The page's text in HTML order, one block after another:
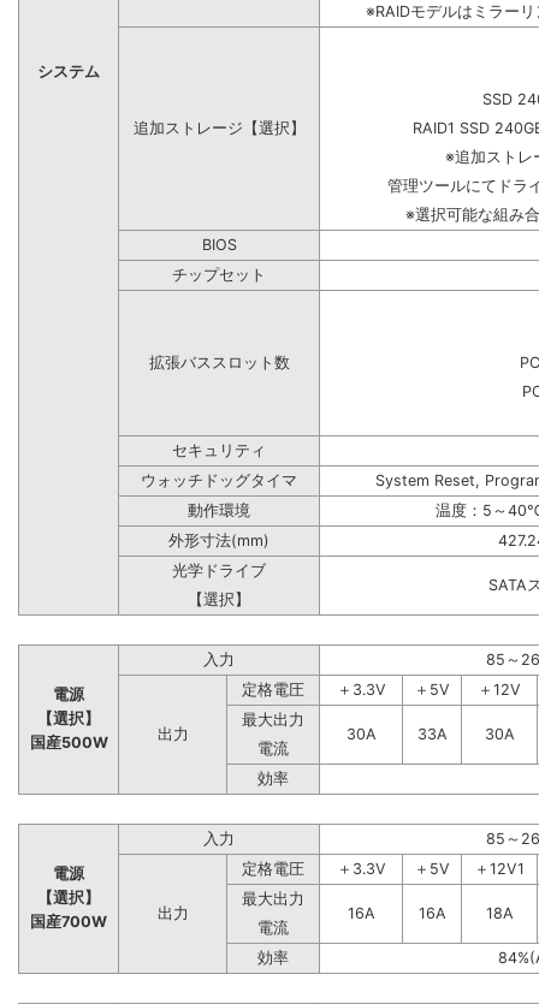
システム
※RAIDモデルはミラー
追加ストレージ【選択】
SSD
RAID1 SSD
※追加ストレ
管理ツールにてドラ
※選択可能な組み
BIOS
チップセット
拡張バススロット数
セキュリティ
ウォッチドッグタイマ
System Reset,
動作環境
温度：5～
外形寸法(mm)
光学ドライブ
SATA
【選択】
電源
【選択】
国産500W
入力 85～
出力
定格電圧 ＋3.3V ＋5V
＋12V
最大出力
30A
33A
30A
電流
効率
電源
【選択】
国産700W
入力 85～
出力
定格電圧 ＋3.3V ＋5V
＋12V1
最大出力
16A
16A
18A
電流
効率